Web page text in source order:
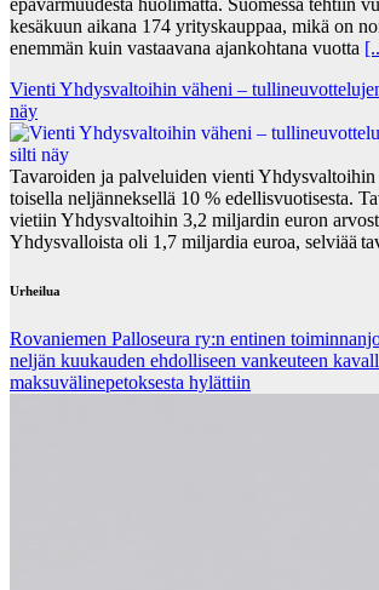
epävarmuudesta huolimatta. Suomessa tehtiin
kesäkuun aikana 174 yrityskauppaa, mikä on
enemmän kuin vastaavana ajankohtana vuotta
Vienti Yhdysvaltoihin väheni –
näy
Tavaroiden ja palveluiden vienti
toisella neljänneksellä 10 % edellisvuotisesta.
vietiin Yhdysvaltoihin 3,2 miljardin euron
Yhdysvalloista oli 1,7 miljardia euroa, selviää
Urheilua
Rovaniemen Palloseura ry:n entinen
neljän kuu­kau­den eh­dol­li­seen van­keu­teen
mak­su­vä­li­ne­pe­tok­ses­ta hy­lät­tiin